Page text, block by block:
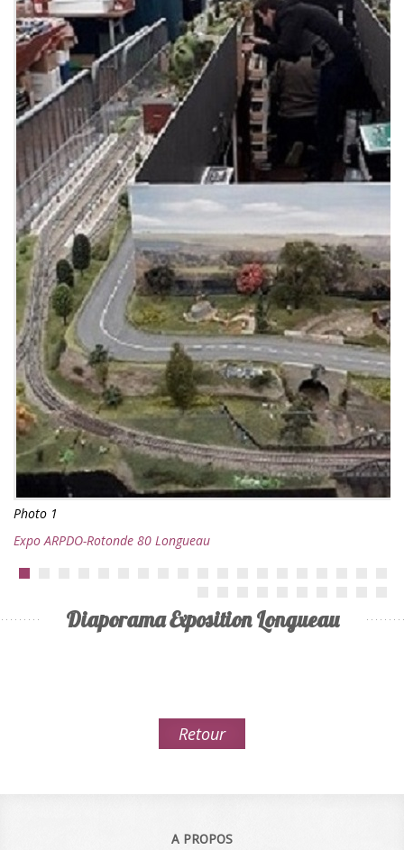
Photo 1
Expo ARPDO-Rotonde 80 Longueau
Diaporama Exposition Longueau
Retour
A PROPOS